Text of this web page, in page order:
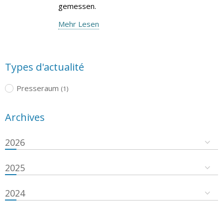
gemessen.
Mehr Lesen
Types d'actualité
Presseraum (1)
Archives
2026
2025
2024